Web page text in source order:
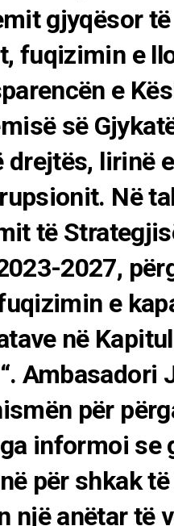
gjyqësor
fuqizimin e
e
së
lirinë
Në
të
2027,
e
në
Ambasadori
për
informoi se
për shkak
një anëtar të